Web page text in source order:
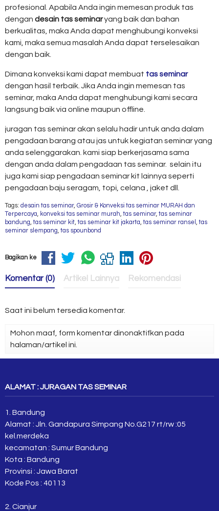
profesional. Apabila Anda ingin memesan produk tas
dengan desain tas seminaryang baik dan bahan
berkualitas, maka Anda dapat menghubungi konveksi
kami, maka semua masalah Anda dapat terselesaikan
dengan baik.
Dimana konveksi kami dapat membuat tas seminar
dengan hasil terbaik. Jika Anda ingin memesan tas
seminar, maka Anda dapat menghubungi kami secara
langsung baik via online maupun offline.
juragan tas seminar akan selalu hadir untuk anda dalam
pengadaan barang atau jas untuk kegiatan seminar yang
anda selenggarakan. kami siap berkerjasama sama
dengan anda dalam pengadaan tas seminar. selain itu
juga kami siap pengadaan seminar kit lainnya seperti
pengadaan baju seragam, topi, celana , jaket dll.
Tags: desain tas seminar, Grosir & Konveksi tas seminar MURAH dan
Terpercaya, konveksi tas seminar murah,tas seminar,tas seminar
bandung,tas seminar kit,tas seminar kit jakarta,tas seminar ransel ,tas
seminar slempang,tas spounbond
Bagikan ke
Komentar (0) Artikel Lainnya Rekomendasi
Saat ini belum tersedia komentar.
Mohon maaf, form komentar dinonaktifkan pada
halaman/artikel ini.
ALAMAT : JURAGAN TAS SEMINAR
1. Bandung
Alamat : Jln. Gandapura Simpang No.G217 rt/rw :05
kel.merdeka
kecamatan : Sumur Bandung
Kota : Bandung
Provinsi : Jawa Barat
Kode Pos : 40113
2. Cianjur